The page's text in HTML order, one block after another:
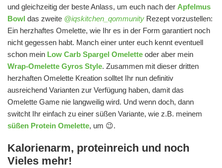
und gleichzeitig der beste Anlass, um euch nach der Apfelmus
Bowl das zweite @iqskitchen_qommunity Rezept vorzustellen:
Ein herzhaftes Omelette, wie Ihr es in der Form garantiert noch
nicht gegessen habt. Manch einer unter euch kennt eventuell
schon mein Low Carb Spargel Omelette oder aber mein
Wrap-Omelette Gyros Style. Zusammen mit dieser dritten
herzhaften Omelette Kreation solltet Ihr nun definitiv
ausreichend Varianten zur Verfügung haben, damit das
Omelette Game nie langweilig wird. Und wenn doch, dann
switcht Ihr einfach zu einer süßen Variante, wie z.B. meinem
süßen Protein Omelette, um 😉.
Kalorienarm, proteinreich und noch
Vieles mehr!